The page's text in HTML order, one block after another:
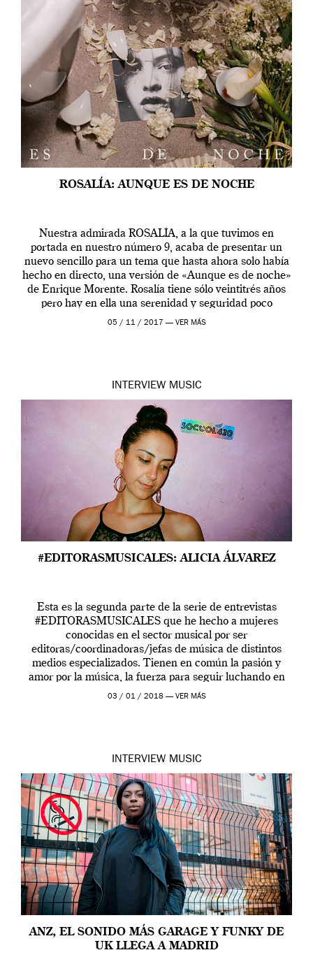
ROSALÍA: AUNQUE ES DE NOCHE
Nuestra admirada ROSALÍA, a la que tuvimos en
portada en nuestro número 9, acaba de presentar un
nuevo sencillo para un tema que hasta ahora solo había
hecho en directo, una versión de «Aunque es de noche»
de Enrique Morente. Rosalía tiene sólo veintitrés años
pero hay en ella una serenidad y seguridad poco
habitual […]
05 / 11 / 2017 — VER MÁS
INTERVIEW MUSIC
#EDITORASMUSICALES: ALICIA ÁLVAREZ
Esta es la segunda parte de la serie de entrevistas
#EDITORASMUSICALES que he hecho a mujeres
conocidas en el sector musical por ser
editoras/coordinadoras/jefas de música de distintos
medios especializados. Tienen en común la pasión y
amor por la música, la fuerza para seguir luchando en
este sector y, curiosamente, todas ellas están enfocadas
03 / 01 / 2018 — VER MÁS
INTERVIEW MUSIC
ANZ, EL SONIDO MÁS GARAGE Y FUNKY DE
UK LLEGA A MADRID